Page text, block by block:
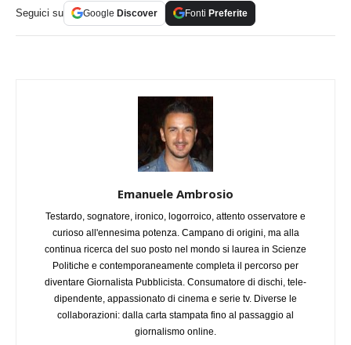
Seguici su Google Discover Fonti Preferite
Emanuele Ambrosio
Testardo, sognatore, ironico, logorroico, attento osservatore e
curioso all'ennesima potenza. Campano di origini, ma alla
continua ricerca del suo posto nel mondo si laurea in Scienze
Politiche e contemporaneamente completa il percorso per
diventare Giornalista Pubblicista. Consumatore di dischi, tele-
dipendente, appassionato di cinema e serie tv. Diverse le
collaborazioni: dalla carta stampata fino al passaggio al
giornalismo online.